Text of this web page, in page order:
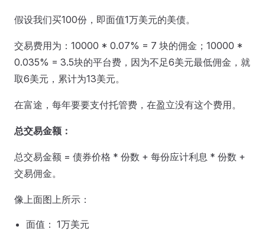
假设我们买100份，即面值1万美元的美债。
交易费用为：10000 * 0.07% = 7 块的佣金；10000 *
0.035% = 3.5块的平台费，因为不足6美元最低佣金，就
取6美元，累计为13美元。
在富途，每年要要支付托管费，在盈立没有这个费用。
总交易金额：
总交易金额 = 债券价格 * 份数 + 每份应计利息 * 份数 +
交易佣金。
像上面图上所示：
面值： 1万美元